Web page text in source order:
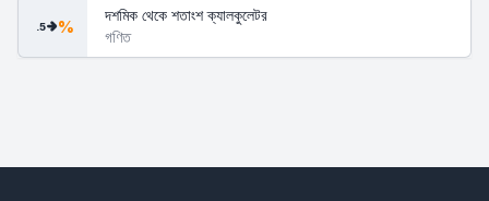
.5 %
দশমিক থেকে শতাংশ ক্যালকুলেটর
গণিত